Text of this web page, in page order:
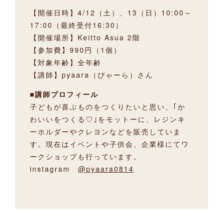
【開催日時】4/12（土）、13（日）10:00～
17:00（最終受付16:30）
【開催場所】Keitto Asua 2階
【参加費】990円（1個）
【対象年齢】全年齢
【講師】pyaara（ぴゃーら）さん
■講師プロフィール
子どもが喜ぶものをつくりたいと思い、｢か
わいいをつくる♡｣をモットーに、レジンキ
ーホルダーやクレヨンなどを販売していま
す。現在はイベントや子供会、企業様にてワ
ークショップも行っています。
instagram @pyaara0814